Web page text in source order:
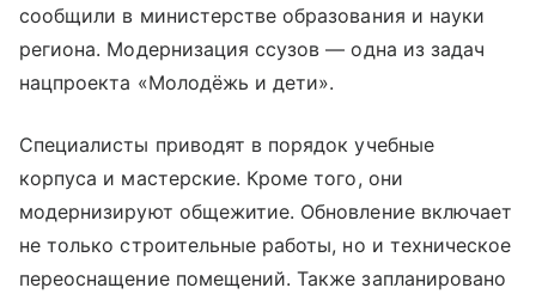
сообщили в министерстве образования и науки
региона. Модернизация ссузов — одна из задач
нацпроекта «Молодёжь и дети».
Специалисты приводят в порядок учебные
корпуса и мастерские. Кроме того, они
модернизируют общежитие. Обновление включает
не только строительные работы, но и техническое
переоснащение помещений. Также запланировано